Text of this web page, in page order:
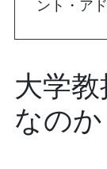
ント・ア
大学
なのか